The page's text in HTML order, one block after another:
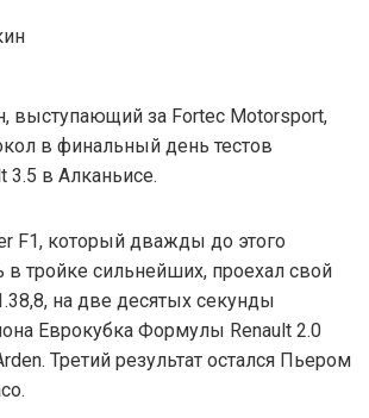
выступающий за Fortec Motorsport,
в финальный день тестов
в Алканьисе.
F1, который дважды до этого
в тройке сильнейших, проехал свой
на две десятых секунды
Еврокубка Формулы Renault 2.0
Третий результат остался Пьером